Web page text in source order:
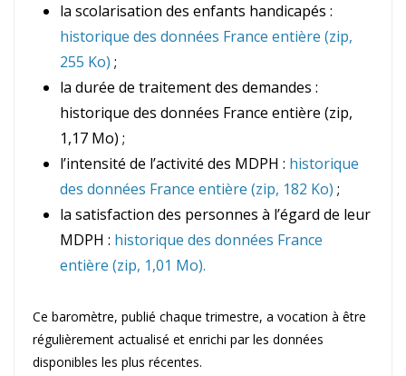
la scolarisation des enfants handicapés :
historique des données France entière (zip,
255 Ko) ;
la durée de traitement des demandes :
historique des données France entière (zip,
1,17 Mo) ;
l’intensité de l’activité des MDPH : historique
des données France entière (zip, 182 Ko) ;
la satisfaction des personnes à l’égard de leur
MDPH : historique des données France
entière (zip, 1,01 Mo).
Ce baromètre, publié chaque trimestre, a vocation à être
régulièrement actualisé et enrichi par les données
disponibles les plus récentes.